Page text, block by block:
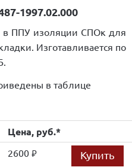
1997.02.000
в ППУ изоляции СПОк для
Изготавливается по
в таблице
Цена, руб.*
2600 руб. Купить